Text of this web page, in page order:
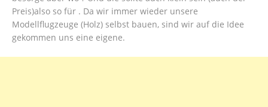
Preis)also so für . Da wir immer wieder unsere
Modellflugzeuge (Holz) selbst bauen, sind wir auf die Idee
gekommen uns eine eigene.